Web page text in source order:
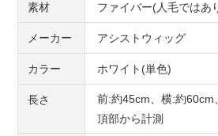
素材 ファイバー(人毛ではあ
メーカー アシストウィッグ
カラー ホワイト(単色)
長さ
前:約45cm、横:約
頂部から計測